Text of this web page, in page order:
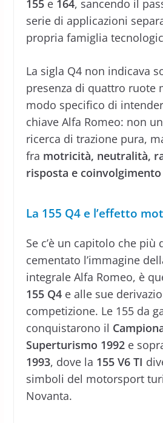
155e 164, sancendo il
serie di applicazioni
propria famiglia
La sigla Q4 non indicava
presenza di quattro ruote
modo specifico di
chiave Alfa Romeo: non
ricerca di trazione pura,
fra motricità, neutralità,
risposta e
La 155 Q4 e l’effetto
Se c’è un capitolo che più
cementato l’immagine
integrale Alfa Romeo, è
155 Q4e alle sue
competizione. Le 155 da
conquistarono il
Superturismo 1992e
1993, dove la 155 V6 TI
simboli del motorsport
Novanta.